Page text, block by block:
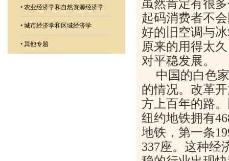
• 农业经济学和自然资源经济学
• 城市经济学和区域经济学
• 其他专题
虽然肯定有很
起码消费者不
好的旧空调与
原来的用得太
对平稳发展。
中国的白色
的情况。改革
方上百年的路
纽约地铁拥有
地铁，第一条
337座。这种经